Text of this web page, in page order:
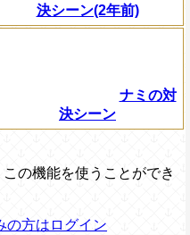
決シーン(2年前)
ナミの対
決シーン
の機能を使うことができ
の方はログイン